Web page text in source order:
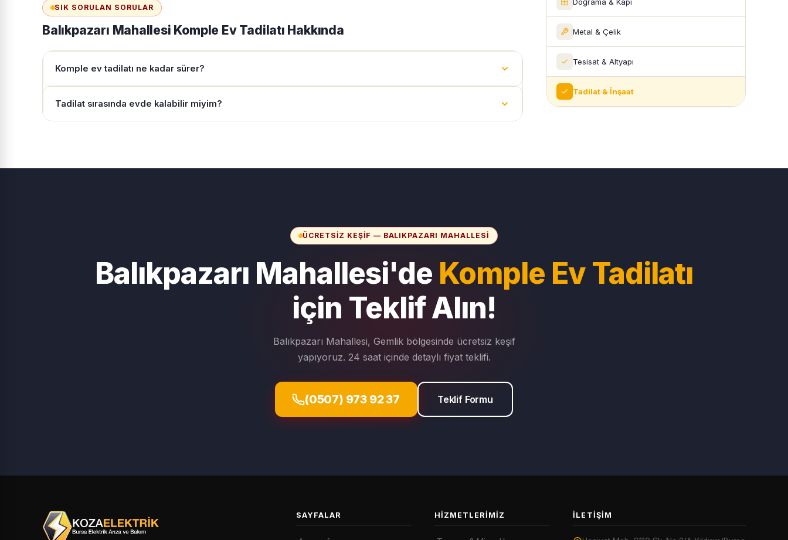
SIK SORULAN SORULAR
Balıkpazarı Mahallesi Komple Ev Tadilatı Hakkında
Komple ev tadilatı ne kadar sürer?
Tadilat sırasında evde kalabilir miyim?
Metal & Çelik
Tesisat & Altyapı
Tadilat & İnşaat
ÜCRETSIZ KEŞIF — BALIKPAZARI MAHALLESI
Balıkpazarı Mahallesi'de Komple Ev Tadilatı
için Teklif Alın!
Balıkpazarı Mahallesi, Gemlik bölgesinde ücretsiz keşif
yapıyoruz. 24 saat içinde detaylı fiyat teklifi.
(0507) 973 92 37 Teklif Formu
SAYFALAR HIZMETLERIMIZ İLETIŞIM